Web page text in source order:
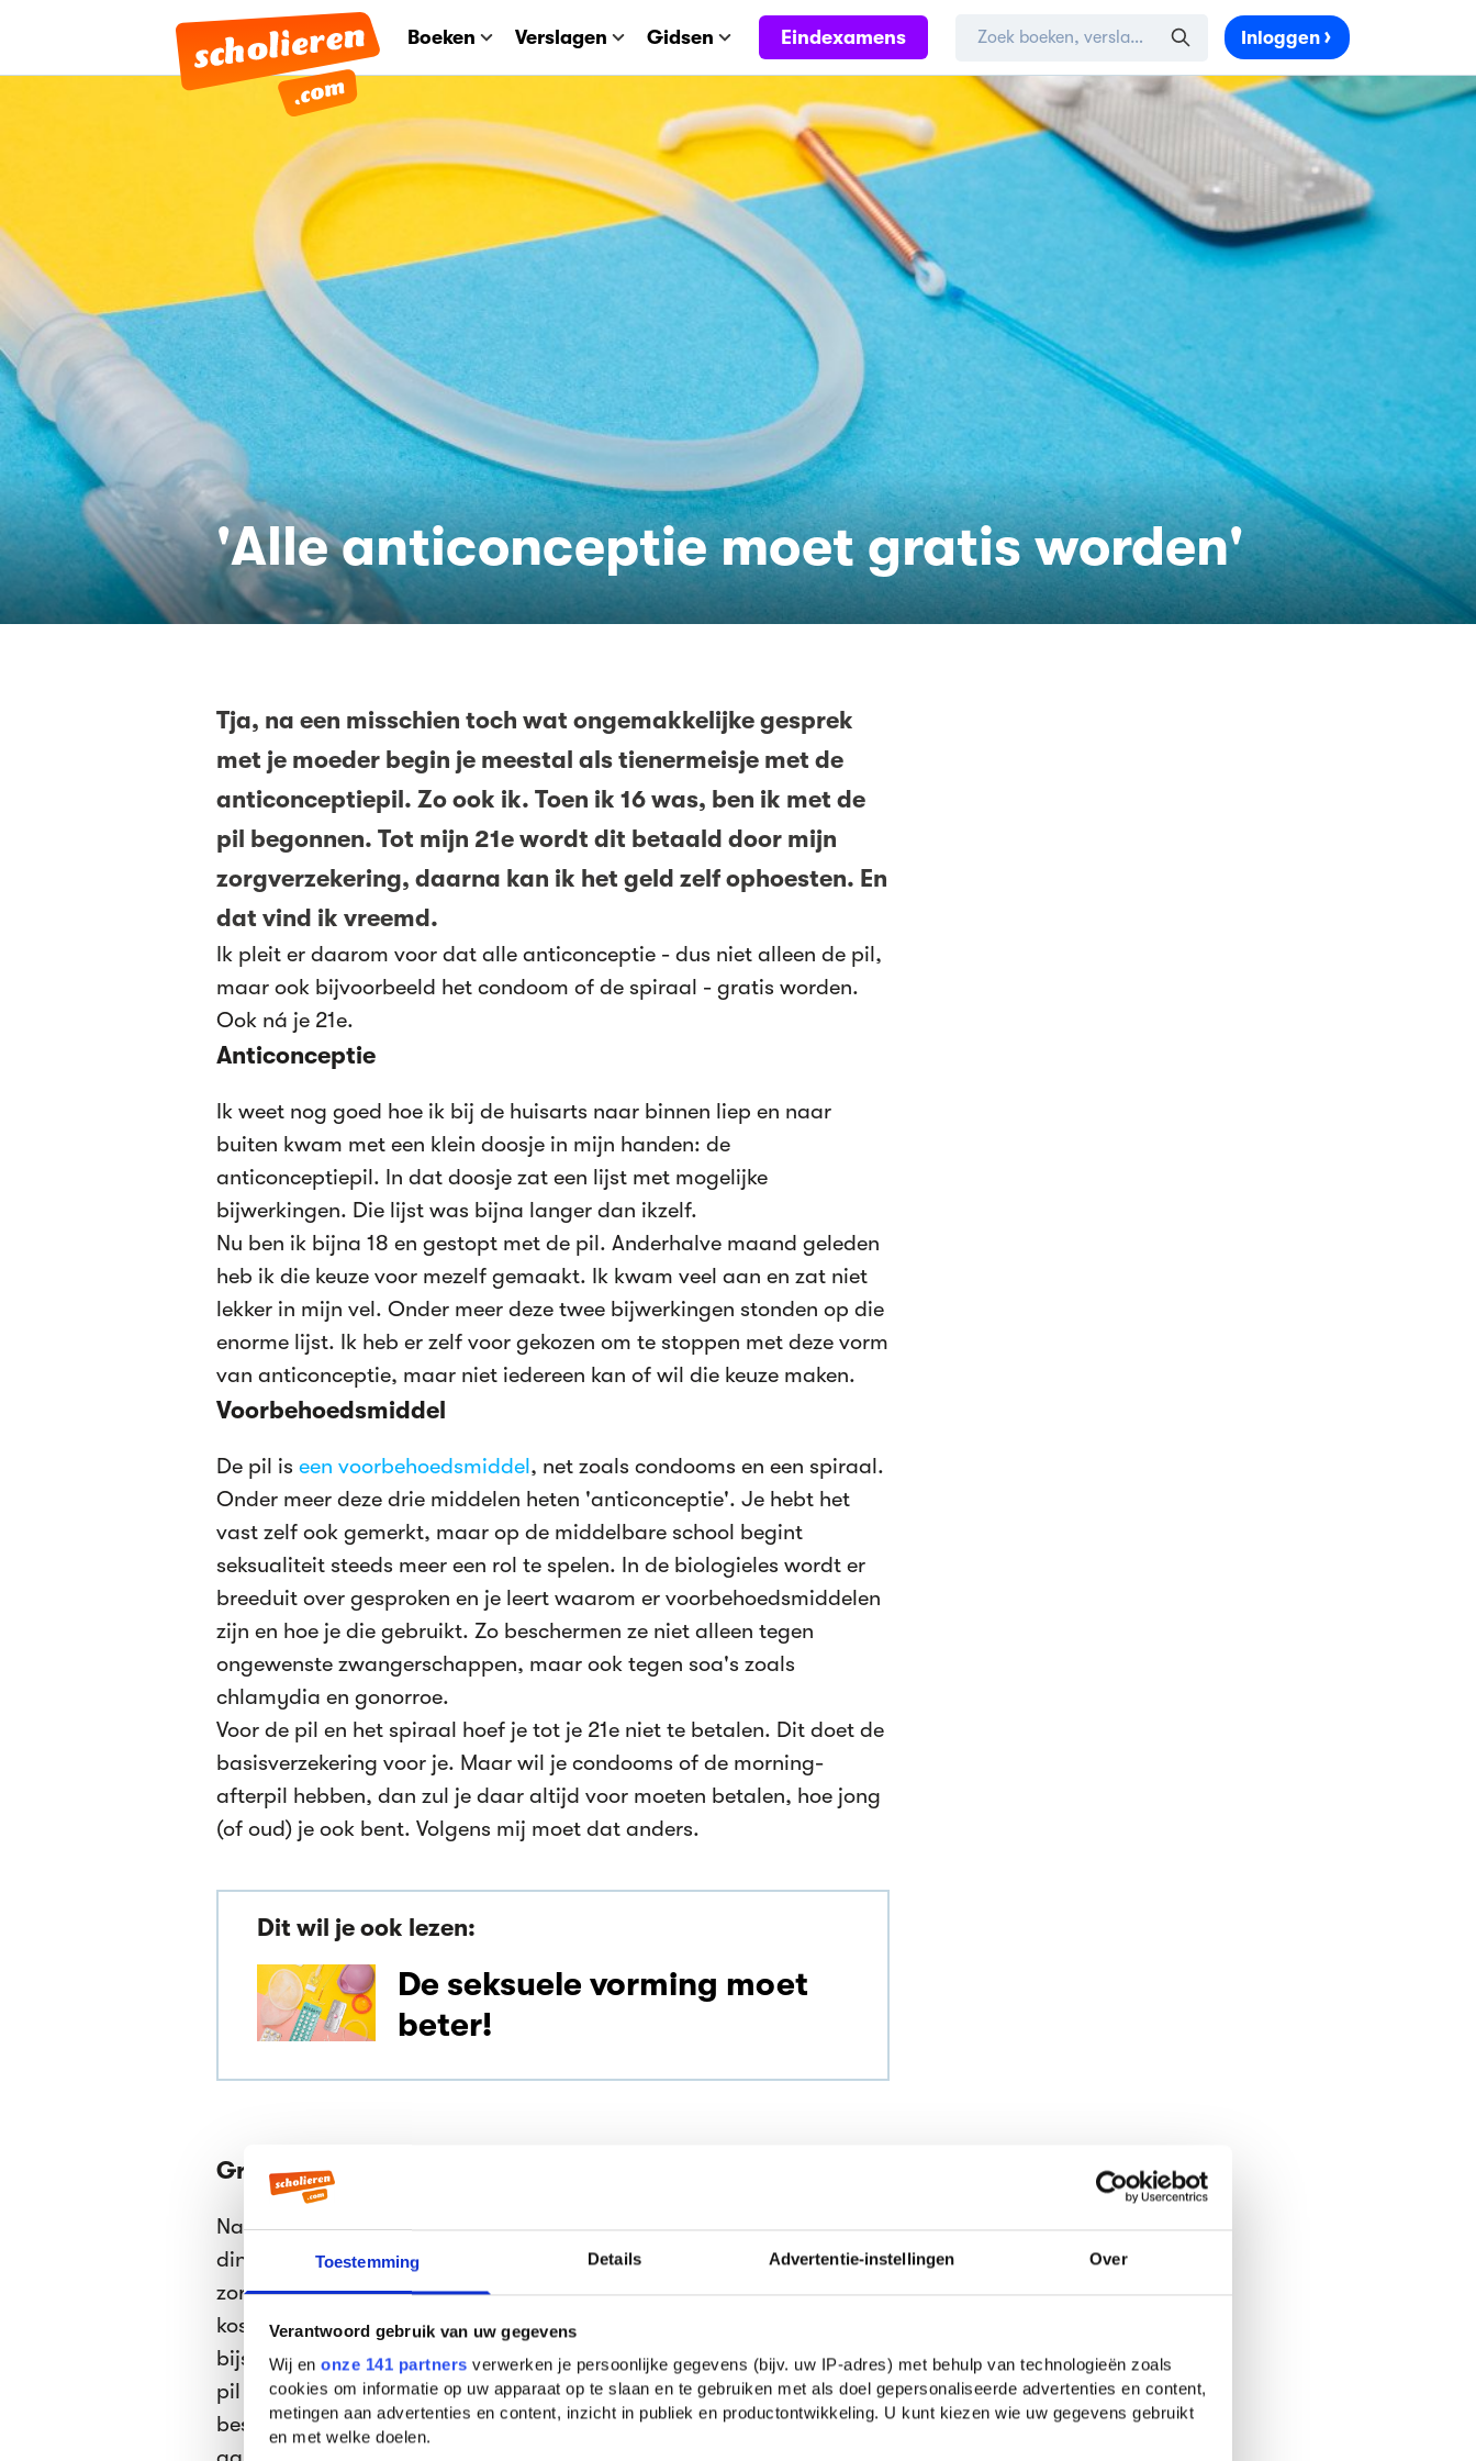
Toestemming Details Advertentie-instellingen Over
Verantwoord gebruik van uw gegevens
Wij en onze 141 partners verwerken je persoonlijke gegevens (bijv. uw IP-adres) met behulp van technologieën zoals
cookies om informatie op uw apparaat op te slaan en te gebruiken met als doel gepersonaliseerde advertenties en content,
metingen aan advertenties en content, inzicht in publiek en productontwikkeling. U kunt kiezen wie uw gegevens gebruikt
en met welke doelen.
Boeken Verslagen Gidsen Eindexamens Inloggen
'Alle anticonceptie moet gratis worden'
Tja, na een misschien toch wat ongemakkelijke gesprek
met je moeder begin je meestal als tienermeisje met de
anticonceptiepil. Zo ook ik. Toen ik 16 was, ben ik met de
pil begonnen. Tot mijn 21e wordt dit betaald door mijn
zorgverzekering, daarna kan ik het geld zelf ophoesten. En
dat vind ik vreemd.
Ik pleit er daarom voor dat alle anticonceptie - dus niet alleen de pil,
maar ook bijvoorbeeld het condoom of de spiraal - gratis worden.
Ook ná je 21e.
Anticonceptie
Ik weet nog goed hoe ik bij de huisarts naar binnen liep en naar
buiten kwam met een klein doosje in mijn handen: de
anticonceptiepil. In dat doosje zat een lijst met mogelijke
bijwerkingen. Die lijst was bijna langer dan ikzelf.
Nu ben ik bijna 18 en gestopt met de pil. Anderhalve maand geleden
heb ik die keuze voor mezelf gemaakt. Ik kwam veel aan en zat niet
lekker in mijn vel. Onder meer deze twee bijwerkingen stonden op die
enorme lijst. Ik heb er zelf voor gekozen om te stoppen met deze vorm
van anticonceptie, maar niet iedereen kan of wil die keuze maken.
Voorbehoedsmiddel
De pil is een voorbehoedsmiddel, net zoals condooms en een spiraal.
Onder meer deze drie middelen heten 'anticonceptie'. Je hebt het
vast zelf ook gemerkt, maar op de middelbare school begint
seksualiteit steeds meer een rol te spelen. In de biologieles wordt er
breeduit over gesproken en je leert waarom er voorbehoedsmiddelen
zijn en hoe je die gebruikt. Zo beschermen ze niet alleen tegen
ongewenste zwangerschappen, maar ook tegen soa's zoals
chlamydia en gonorroe.
Voor de pil en het spiraal hoef je tot je 21e niet te betalen. Dit doet de
basisverzekering voor je. Maar wil je condooms of de morning-
afterpil hebben, dan zul je daar altijd voor moeten betalen, hoe jong
(of oud) je ook bent. Volgens mij moet dat anders.
Dit wil je ook lezen:
De seksuele vorming moet
beter!
Gratisssss
Na je 21e zit je vaak nog gewoon op school en moet je sowieso al veel
dingen zelf betalen. Je zit misschien op kamers, je ouders betalen je
zorgverzekering waarschijnlijk niet meer en je hebt nog de andere
kosten zoals boodschappen en uitgaan. Als je ouders niet kunnen
bijspringen en jij krap bij kas zit, kun je in de verleiding komen om de
pil - of andere anticonceptie - niet meer te nemen om kosten te
besparen. Dit zou ervoor kunnen zorgen dat in de toekomst het